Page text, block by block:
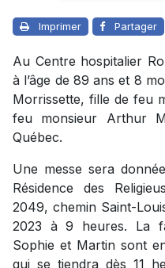
Imprimer Partager
Au Centre hospitalier
à l’âge de 89 ans et 8
Morrissette, fille de feu
feu monsieur Arthur
Québec.
Une messe sera
Résidence des
2049, chemin Saint-
2023 à 9 heures. La
Sophie et Martin sont
qui se tiendra dès 11